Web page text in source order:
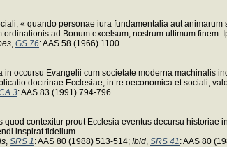
« quando personae iura fundamentalia aut
ad Bonum excelsum, nostrum ultimum
, GS 76: AAS 58 (1966) 1100.
occursu Evangelii cum societate moderna machinalis
doctrinae Ecclesiae, in re oeconomica et sociali,
3: AAS 83 (1991) 794-796.
contexitur prout Ecclesia eventus decursu
inspirat fidelium.
, SRS 1: AAS 80 (1988) 513-514; Ibid, SRS 41: AAS 80